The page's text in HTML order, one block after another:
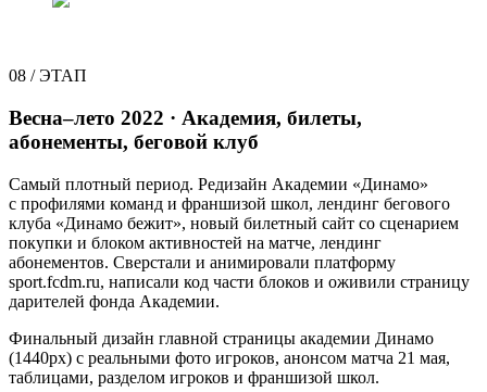
08 /ЭТАП
Весна–лето 2022 · Академия, билеты,
абонементы, беговой клуб
Самый плотный период. Редизайн Академии «Динамо»
с профилями команд и франшизой школ, лендинг бегового
клуба «Динамо бежит», новый билетный сайт со сценарием
покупки и блоком активностей на матче, лендинг
абонементов. Сверстали и анимировали платформу
sport.fcdm.ru, написали код части блоков и оживили страницу
дарителей фонда Академии.
Финальный дизайн главной страницы академии Динамо
(1440px) с реальными фото игроков, анонсом матча 21 мая,
таблицами, разделом игроков и франшизой школ.